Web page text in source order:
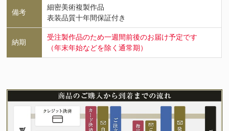
備考
細密美術複製作品
表装品質十年間保証付き
納期
受注製作品のため一週間前後のお届け予定です
（年末年始などを除く通常期）